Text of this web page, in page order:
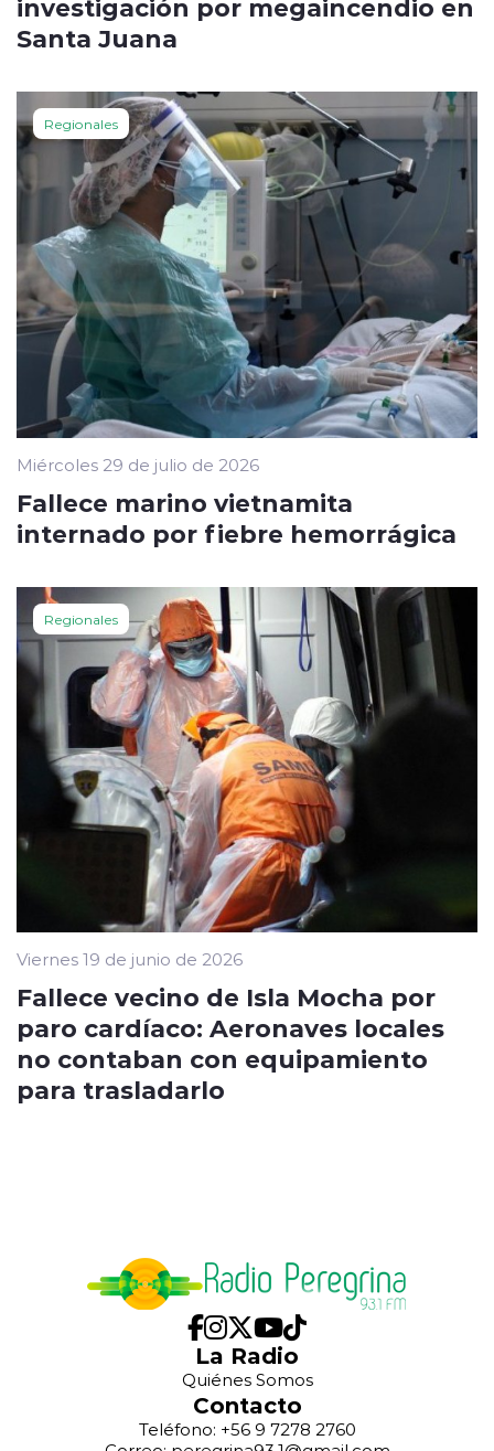
investigación por megaincendio en
Santa Juana
Regionales
Miércoles 29 de julio de 2026
Fallece marino vietnamita
internado por fiebre hemorrágica
Regionales
Viernes 19 de junio de 2026
Fallece vecino de Isla Mocha por
paro cardíaco: Aeronaves locales
no contaban con equipamiento
para trasladarlo
La Radio
Quiénes Somos
Contacto
Teléfono: +56 9 7278 2760